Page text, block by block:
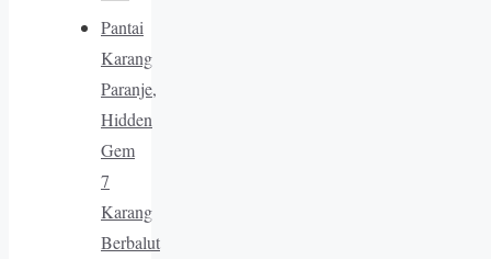
Pantai
Karang
Paranje,
Hidden
Gem
7
Karang
Berbalut